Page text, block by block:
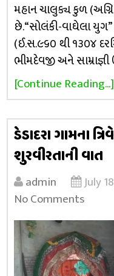
મહાન ચાલુક્ય કુળ (અગ્નિ
છે. “સોલંકી-વાઘેલા
(ઈ.સ.૯૬૦ થી ૧૩૦૪
ભીમદેવજી અને
[Continue Reading...]
ડેડાદરા ગામના
શુરવીરતાની વાત
admin July
No Comments